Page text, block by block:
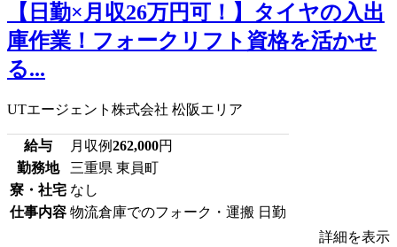
【日勤×月収26万円可！】タイヤの入出
庫作業！フォークリフト資格を活かせ
る...
UTエージェント株式会社 松阪エリア
給与 月収例262,000円
勤務地
三重県 東員町
寮・社宅 なし
仕事内容 物流倉庫でのフォーク・運搬 日勤
詳細を表示